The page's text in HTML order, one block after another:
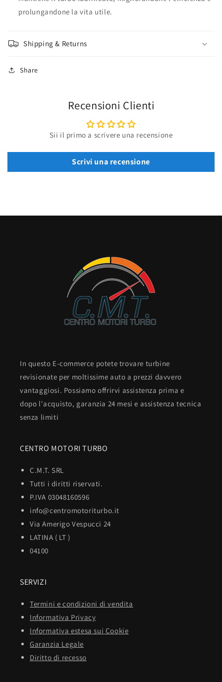
prolungandone la vita utile.
Shipping & Returns
Share
Recensioni Clienti
Sii il primo a scrivere una recensione
Scrivi una recensione
In questo E-commerce potete trovare turbine
revisionate per moltissime auto a prezzi davvero
vantaggiosi. Possiamo offrirvi assistenza prima e
dopo l'acquisto, garanzia 24 mesi e assistenza tecnica
senza limiti
CENTRO MOTORI TURBO
C.M.T. SRL
Tutti i diritti riservati.
P.IVA 03048160596
info@centromotoriturbo.it
Via Amerigo Vespucci 24
LATINA ( LT )
04100
SERVIZI
Termini e condizioni di vendita
Informativa Privacy
Informativa estesa sui Cookie
Garanzia Legale
Diritto di recesso